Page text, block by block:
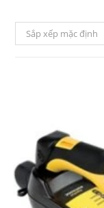
Sắp xếp mặc định